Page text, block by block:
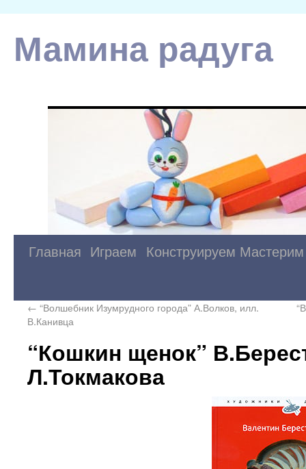
Мамина радуга
Главная Играем Конструируем Мастерим
← “Волшебник Изумрудного города” А.Волков, илл.
В.Канивца
“Кошкин щенок”
Л.Токмакова